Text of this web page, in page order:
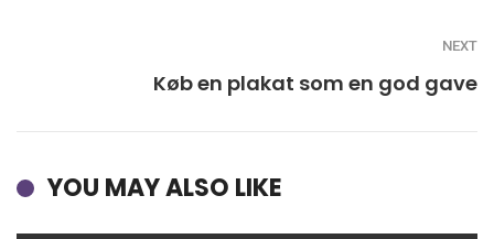
NEXT
Køb en plakat som en god gave
YOU MAY ALSO LIKE